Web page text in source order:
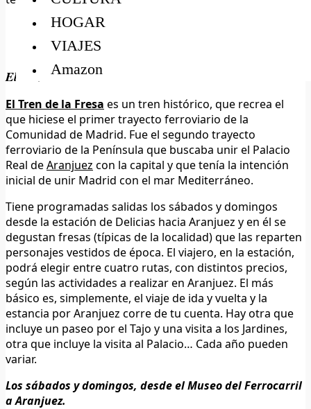
HOGAR
VIAJES
Amazon
El Tren de la Fresa
El Tren de la Fresa es un tren histórico, que recrea el
que hiciese el primer trayecto ferroviario de la
Comunidad de Madrid. Fue el segundo trayecto
ferroviario de la Península que buscaba unir el Palacio
Real deAranjuez con la capital y que tenía la intención
inicial de unir Madrid con el mar Mediterráneo.
Tiene programadas salidas los sábados y domingos
desde la estación de Delicias hacia Aranjuez y en él se
degustan fresas (típicas de la localidad) que las reparten
personajes vestidos de época. El viajero, en la estación,
podrá elegir entre cuatro rutas, con distintos precios,
según las actividades a realizar en Aranjuez. El más
básico es, simplemente, el viaje de ida y vuelta y la
estancia por Aranjuez corre de tu cuenta. Hay otra que
incluye un paseo por el Tajo y una visita a los Jardines,
otra que incluye la visita al Palacio… Cada año pueden
variar.
Los sábados y domingos, desde el Museo del Ferrocarril
a Aranjuez.